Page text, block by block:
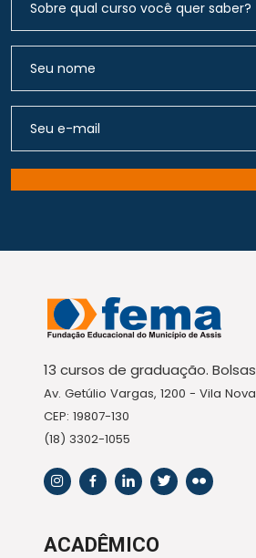
13 cursos de graduação.
Av. Getúlio Vargas, 1200 - Vila
CEP: 19807-130
(18) 3302-1055
ACADÊMICO